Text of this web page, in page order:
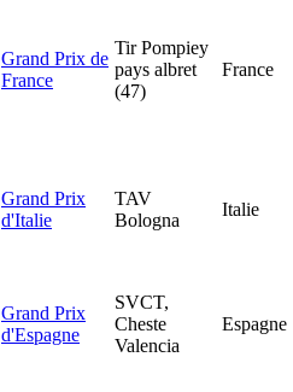
Grand Prix de
France
Tir Pompiey
pays albret
(47)
France
Grand Prix
d'Italie
TAV
Bologna
Italie
Grand Prix
d'Espagne
SVCT,
Cheste
Valencia
Espagne